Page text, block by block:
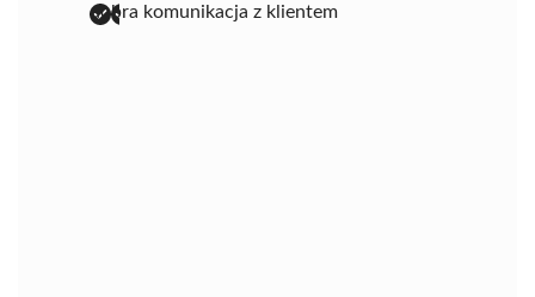
dobra komunikacja z klientem